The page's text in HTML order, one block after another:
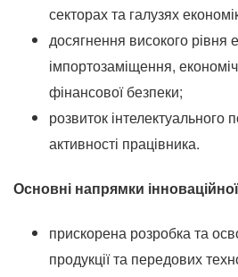
секторах та галузях
досягнення високого рівня
імпортозаміщення,
фінансової безпеки;
розвиток інтелектуального
активності працівника.
Основні напрямки
прискорена розробка та
продукції та передових